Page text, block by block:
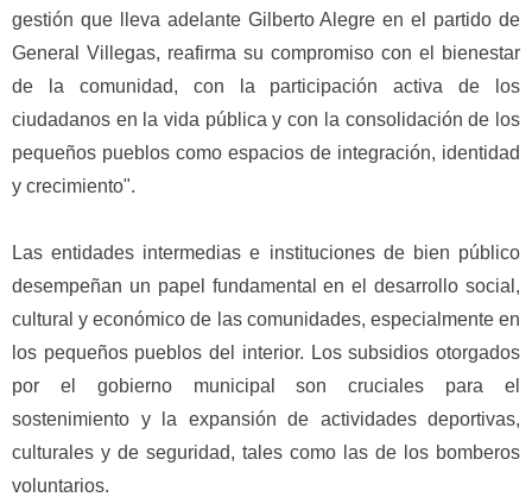
gestión que lleva adelante Gilberto Alegre en el partido de
General Villegas, reafirma su compromiso con el bienestar
de la comunidad, con la participación activa de los
ciudadanos en la vida pública y con la consolidación de los
pequeños pueblos como espacios de integración, identidad
y crecimiento".
Las entidades intermedias e instituciones de bien público
desempeñan un papel fundamental en el desarrollo social,
cultural y económico de las comunidades, especialmente en
los pequeños pueblos del interior. Los subsidios otorgados
por el gobierno municipal son cruciales para el
sostenimiento y la expansión de actividades deportivas,
culturales y de seguridad, tales como las de los bomberos
voluntarios.